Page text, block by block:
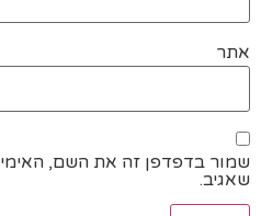
אתר
שמור בדפדפן זה את השם,
שאגיב.